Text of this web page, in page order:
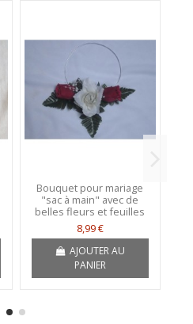
Bouquet pour mariage
"sac à main" avec de
belles fleurs et feuilles
8,99 €
AJOUTER AU
PANIER